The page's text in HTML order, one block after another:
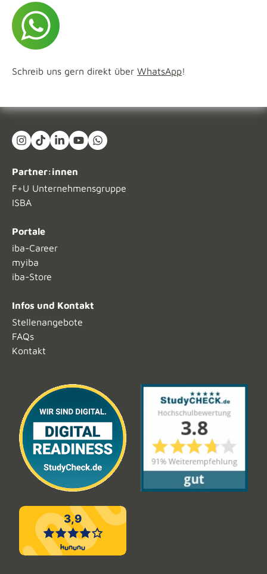
Schreib uns gern direkt über WhatsApp!
Instagram
TikTokLinkedIn In
YouTubeWhat's App
Partner:innen
F+U Unternehmensgruppe
ISBA
Portale
iba-Career
myiba
iba-Store
Infos und Kontakt
Stellenangebote
FAQs
Kontakt